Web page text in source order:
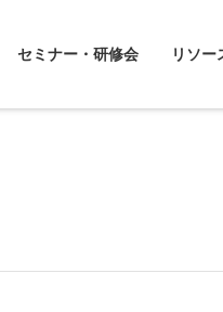
セミナー・研修会 リソー